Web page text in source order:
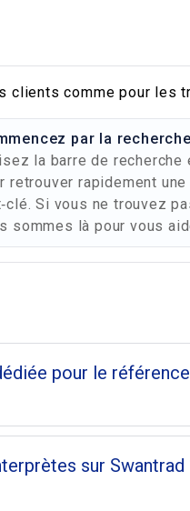
clients comme pour les
par la recherche
la barre de recherche
retrouver rapidement
Si vous ne trouvez
sommes là pour vous
pour le
sur Swantrad